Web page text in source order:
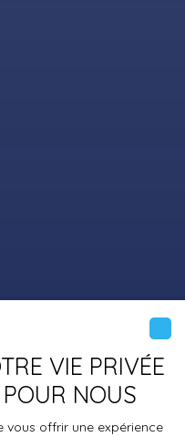
83
VIE PRIVÉE
NOUS
vous offrir une expérience